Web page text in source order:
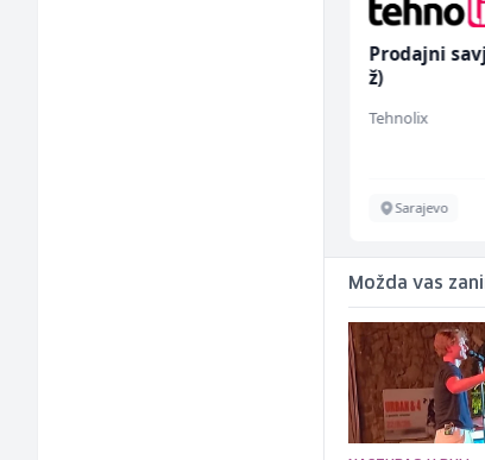
Prodajni
ž)
Tehnolix
Sarajevo
Možda vas